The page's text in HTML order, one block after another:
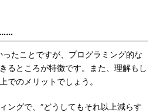
……
たことですが、プログラミング的な
るところが特徴です。また、理解もし
でのメリットでしょう。
ングで、“どうしてもそれ以上減らす